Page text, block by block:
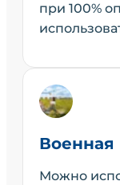
при 100%
Военная
Можно